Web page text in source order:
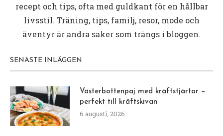
recept och tips, ofta med guldkant för en hållbar
livsstil. Träning, tips, familj, resor, mode och
äventyr är andra saker som trängs i bloggen.
SENASTE INLÄGGEN
Västerbottenpaj med kräftstjärtar –
perfekt till kräftskivan
6 augusti, 2026